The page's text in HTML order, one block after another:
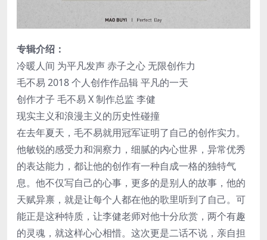
专辑介绍：
冷暖人间 为平凡发声 赤子之心 无限创作力
毛不易 2018 个人创作作品辑 平凡的一天
创作才子 毛不易 X 制作总监 李健
现实主义和浪漫主义的历史性碰撞
在去年夏天，毛不易就用冠军证明了自己的创作实力。
他敏锐的感受力和洞察力，细腻的内心世界，异常优秀
的表达能力，都让他的创作有一种自成一格的独特气
息。他不仅写自己的心事，更多的是别人的故事，他的
天赋异禀，就是让每个人都在他的歌里听到了自己。可
能正是这种特质，让李健老师对他十分欣赏，两个有趣
的灵魂，就这样心心相惜。这次更是二话不说，亲自担